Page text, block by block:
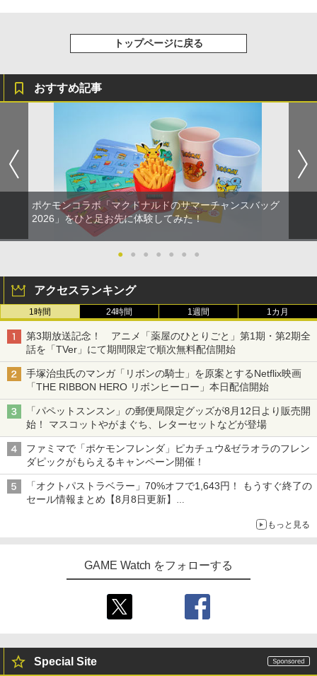
トップページに戻る
おすすめ記事
ポケモンコラボ「マクドナルドのサマーチャンスバッグ
2026」をひと足お先に体験してみた！
● ● ● ● ● ● ●
アクセスランキング
1時間 24時間 1週間 1カ月
第3期放送記念！ アニメ「薬屋のひとりごと」第1期・第2期全
話を「TVer」にて期間限定で順次無料配信開始
手塚治虫氏のマンガ「リボンの騎士」を原案とするNetflix映画
「THE RIBBON HERO リボンヒーロー」本日配信開始
「パペットスンスン」の郵便局限定グッズが8月12日より販売開
始！ マスコットやがまぐち、レターセットなどが登場
ファミマで「ポケモンフレンダ」ピカチュウ&ゼラオラのフレン
ダピックがもらえるキャンペーン開催！
「オクトパストラベラー」70%オフで1,643円！ もうすぐ終了の
セール情報まとめ【8月8日更新】
もっと見る
GAME Watch をフォローする
Special Site